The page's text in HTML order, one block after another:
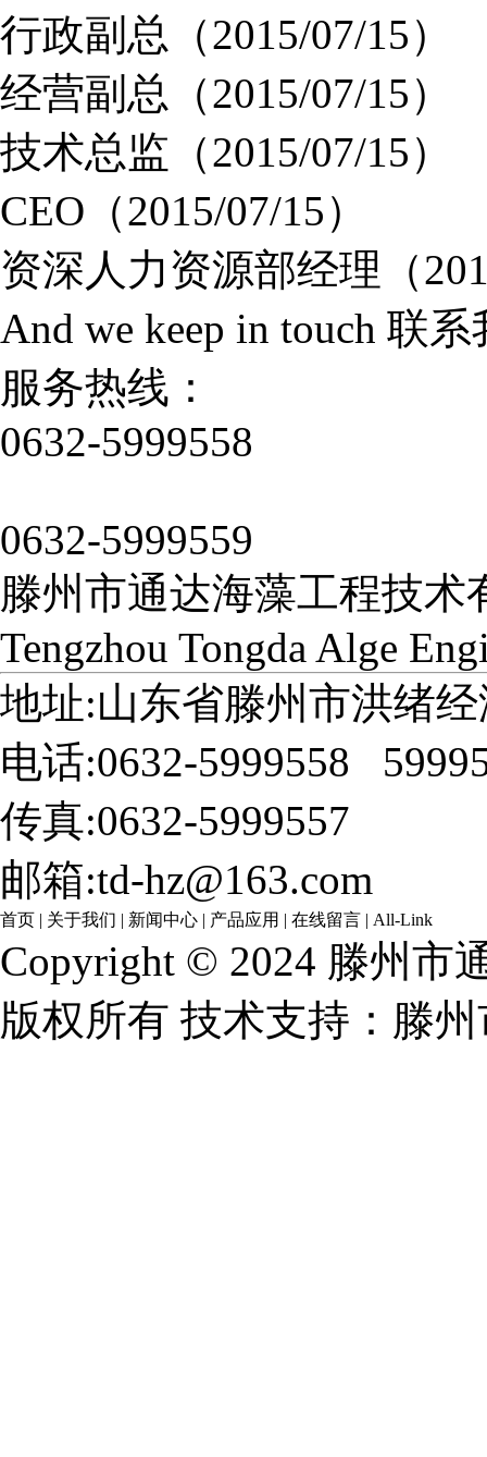
行政副总 （2015/07/15）
经营副总 （2015/07/15）
技术总监 （2015/07/15）
CEO （2015/07/15）
资深人力资源部经理 （
And we keep in touch 联系
服务热线：
0632-5999558
0632-5999559
滕州市通达海藻工程技术
Tengzhou Tongda Alge
地址:山东省滕州市洪绪
电话:0632-5999558
传真:0632-5999557
邮箱:td-hz@163.com
首页 | 关于我们 | 新闻中心 | 产品应用 | 在线留言 | All-Link
Copyright © 2024 滕州市
版权所有 技术支持：滕